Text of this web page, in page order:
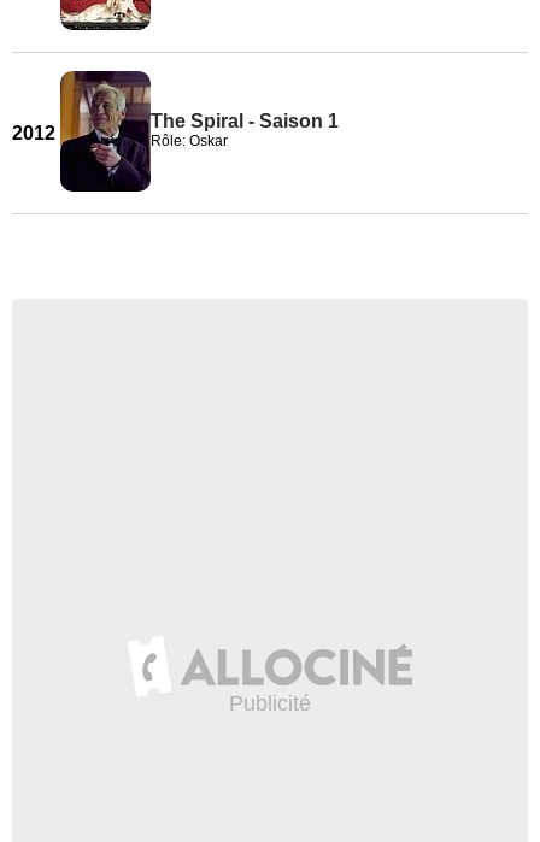
2012
The Spiral - Saison 1
Rôle: Oskar